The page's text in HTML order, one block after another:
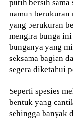
putih bersih sama
namun berukuran
yang berukuran
mengira bunga
bunganya yang
seksama bagian
segera diketahui
Seperti spesies
bentuk yang
sehingga banyak